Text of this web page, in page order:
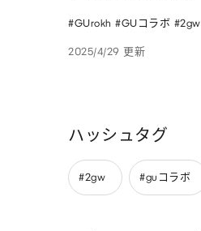
#GUrokh #GUコラボ #2gw
2025/4/29 更新
ハッシュタグ
#2gw #guコラボ